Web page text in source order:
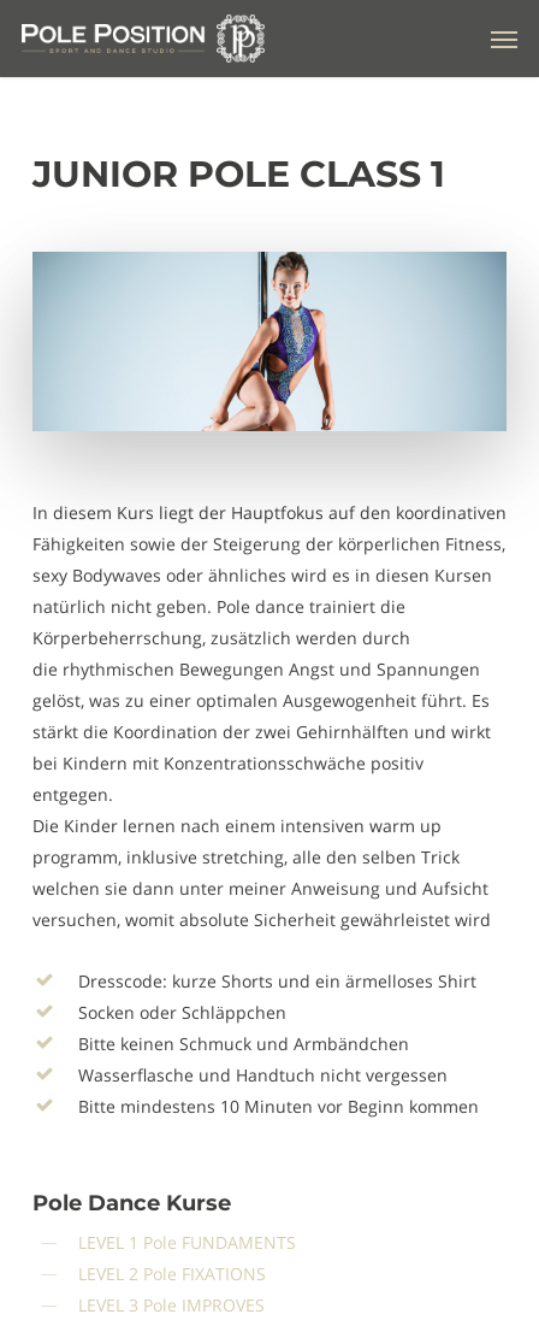
main
JUNIOR POLE CLASS 1
In diesem Kurs liegt der Hauptfokus auf den koordinativen
Fähigkeiten sowie der Steigerung der körperlichen Fitness,
sexy Bodywaves oder ähnliches wird es in diesen Kursen
natürlich nicht geben. Pole dance trainiert die
Körperbeherrschung, zusätzlich werden durch
die rhythmischen Bewegungen Angst und Spannungen
gelöst, was zu einer optimalen Ausgewogenheit führt. Es
stärkt die Koordination der zwei Gehirnhälften und wirkt
bei Kindern mit Konzentrationsschwäche positiv
entgegen.
Die Kinder lernen nach einem intensiven warm up
programm, inklusive stretching, alle den selben Trick
welchen sie dann unter meiner Anweisung und Aufsicht
versuchen, womit absolute Sicherheit gewährleistet wird
Dresscode: kurze Shorts und ein ärmelloses Shirt
Socken oder Schläppchen
Bitte keinen Schmuck und Armbändchen
Wasserflasche und Handtuch nicht vergessen
Bitte mindestens 10 Minuten vor Beginn kommen
Pole Dance Kurse
LEVEL 1 Pole FUNDAMENTS
LEVEL 2 Pole FIXATIONS
LEVEL 3 Pole IMPROVES